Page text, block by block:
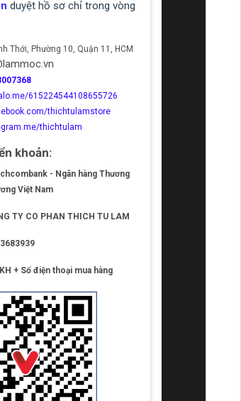
duyệt hồ sơ chỉ trong vòng
Thới, Phường 10, Quận 11, HCM
615224544108655726
thichtulamstore
thichtulam
khoản:
- Ngân hàng Thương
Việt Nam
TY CO PHAN THICH TU LAM
+ Số điện thoại mua hàng